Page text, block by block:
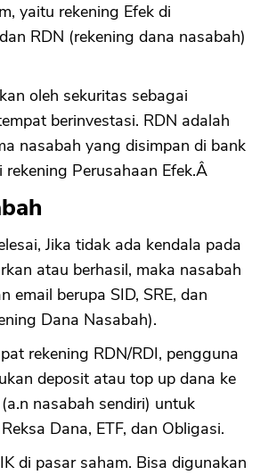
yaitu rekening Efek di
RDN (rekening dana nasabah)
oleh sekuritas sebagai
berinvestasi. RDN adalah
nasabah yang disimpan di bank
Perusahaan Efek.Â
Jika tidak ada kendala pada
atau berhasil, maka nasabah
email berupa SID, SRE, dan
Dana Nasabah).
rekening RDN/RDI, pengguna
deposit atau top up dana ke
nasabah sendiri) untuk
Dana, ETF, dan Obligasi.
di pasar saham. Bisa digunakan